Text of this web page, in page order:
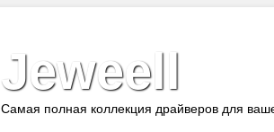
Jeweell
Самая полная коллекция драйверов для